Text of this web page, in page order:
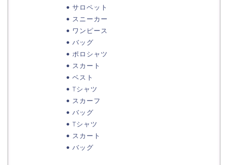
サロペット
スニーカー
ワンピース
バッグ
ポロシャツ
スカート
ベスト
Tシャツ
スカーフ
バッグ
Tシャツ
スカート
バッグ